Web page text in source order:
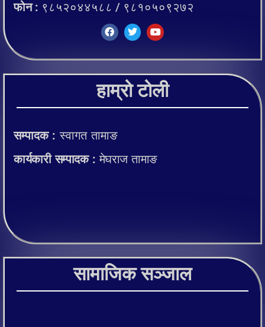
फोन : ९८५२०४४५८८ / ९८१०५०९२७२
हाम्रो टोली
सम्पादक :स्वागत तामाङ
कार्यकारी सम्पादक :मेघराज तामाङ
सामाजिक सञ्जाल